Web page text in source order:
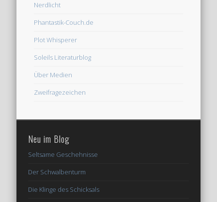
Nerdlicht
Phantastik-Couch.de
Plot Whisperer
Soleils Literaturblog
Über Medien
Zweifragezeichen
Neu im Blog
Seltsame Geschehnisse
Der Schwalbenturm
Die Klinge des Schicksals